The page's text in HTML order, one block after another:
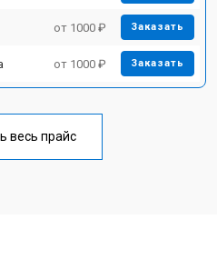
от 1000 ₽ Заказать
от 1000 ₽ Заказать
весь прайс